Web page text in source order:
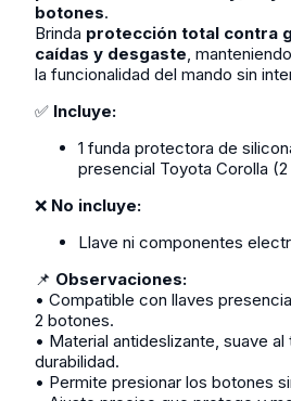
botones.
Brinda protección total contra
caídas y desgaste,
la funcionalidad del mando sin
✅ Incluye:
1 funda protectora de
presencial Toyota Corolla
❌ No incluye:
Llave ni componentes
📌 Observaciones:
• Compatible con llaves
2 botones.
• Material antideslizante, suave
durabilidad.
• Permite presionar los botones